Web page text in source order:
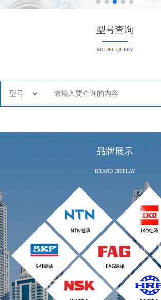
型号查询
MODEL QUERY
品牌展示
BRAND DISPLAY